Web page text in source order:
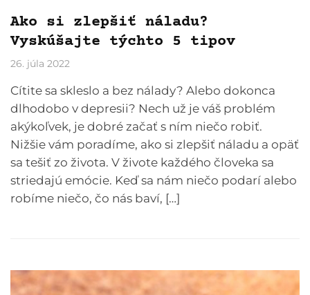
Ako si zlepšiť náladu?
Vyskúšajte týchto 5 tipov
26. júla 2022
Cítite sa skleslo a bez nálady? Alebo dokonca
dlhodobo v depresii? Nech už je váš problém
akýkoľvek, je dobré začať s ním niečo robiť.
Nižšie vám poradíme, ako si zlepšiť náladu a opäť
sa tešiť zo života. V živote každého človeka sa
striedajú emócie. Keď sa nám niečo podarí alebo
robíme niečo, čo nás baví, […]